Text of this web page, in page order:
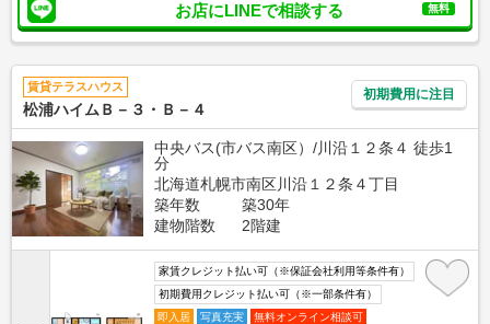
お店にLINEで相談する 無料
賃貸テラスハウス
松浦ハイムＢ－３・Ｂ－４
初期費用に注目
中央バス(市バス南区）/川沿１２条４ 徒歩1
分
北海道札幌市南区川沿１２条４丁目
築年数
築30年
建物階数
2階建
家賃クレジット払い可（※保証会社利用等条件有）
初期費用クレジット払い可（※一部条件有）
即入居
写真充実 無料オンライン相談可